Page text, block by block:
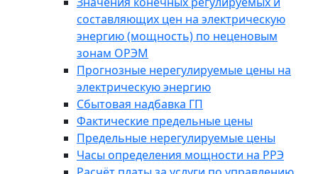
составляющих цен на электрическую
энергию (мощность) по неценовым
зонам ОРЭМ
Прогнозные нерегулируемые цены на
электрическую энергию
Сбытовая надбавка ГП
Фактические предельные цены
Предельные нерегулируемые цены
Часы определения мощности на РРЭ